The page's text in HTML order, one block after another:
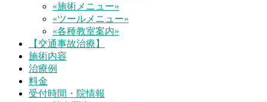
«施術メニュー»
«ツールメニュー»
«各種教室案内»
【交通事故治療】
施術内容
治療例
料金
受付時間・院情報